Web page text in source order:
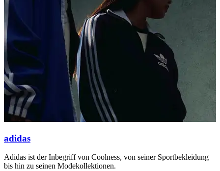
adidas
Adidas ist der Inbegriff von Coolness, von seiner Sportbekleidung
bis hin zu seinen Modekollektionen.